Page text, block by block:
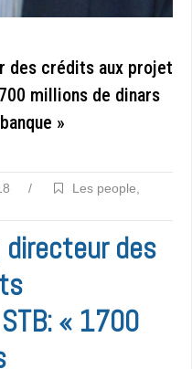
des crédits aux projet
millions de dinars
»
/ Les people
directeur des
« 1700